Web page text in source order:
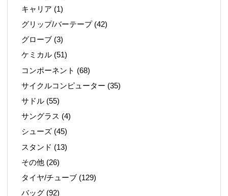
キャリア (1)
グリップ/バーテープ(42)
グローブ (3)
ケミカル (51)
コンポーネント (68)
サイクルコンピューター (35)
サドル (55)
サングラス (4)
シューズ (45)
スタンド (13)
その他 (26)
タイヤ/チューブ (129)
バッグ (92)